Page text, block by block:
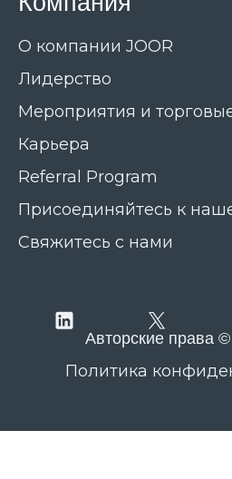
О компании JOOR
Лидерство
Мероприятия и
Карьера
Referral Program
Присоединяйтесь к
Свяжитесь с нами
Авторские права
Политика